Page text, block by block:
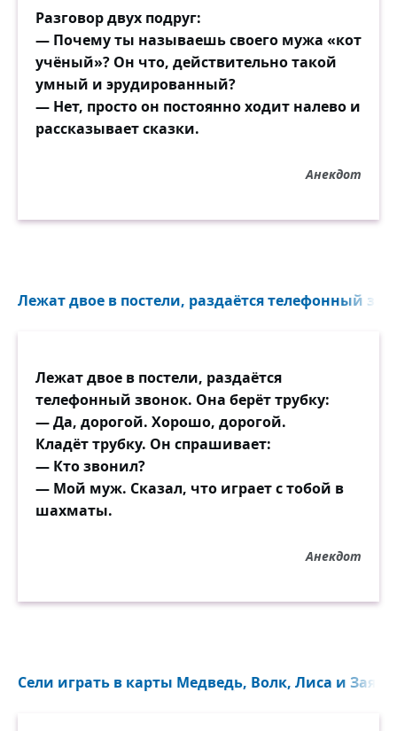
Разговор двух подруг:
— Почему ты называешь своего мужа «кот
учёный»? Он что, действительно такой
умный и эрудированный?
— Нет, просто он постоянно ходит налево и
рассказывает сказки.
Анекдот
Лежат двое в постели, раздаётся телефонный
Лежат двое в постели, раздаётся
телефонный звонок. Она берёт трубку:
— Да, дорогой. Хорошо, дорогой.
Кладёт трубку. Он спрашивает:
— Кто звонил?
— Мой муж. Сказал, что играет с тобой в
шахматы.
Анекдот
Сели играть в карты Медведь, Волк, Лиса и